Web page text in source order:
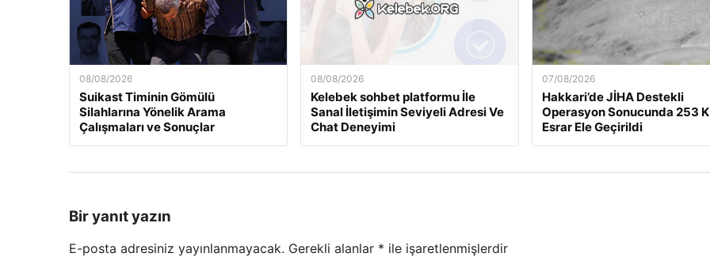
08/08/2026
Suikast Timinin Gömülü
Silahlarına Yönelik Arama
Çalışmaları ve Sonuçlar
08/08/2026
Kelebek sohbet platformu İle
Sanal İletişimin Seviyeli Adresi Ve
Chat Deneyimi
07/08/2026
Hakkari’de JİHA Destekli
Operasyon Sonucunda 253
Esrar Ele Geçirildi
Bir yanıt yazın
E-posta adresiniz yayınlanmayacak. Gerekli alanlar * ile işaretlenmişlerdir